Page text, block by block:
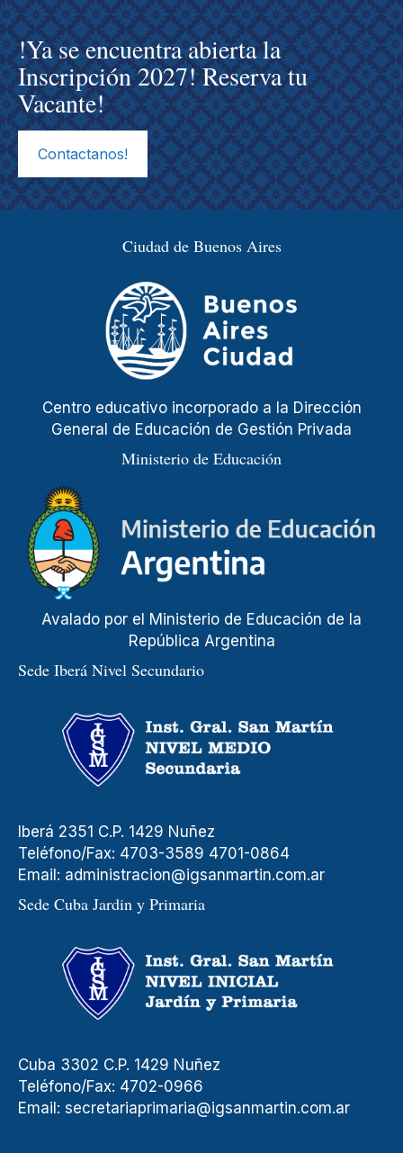
!Ya se encuentra abierta la
Inscripción 2027! Reserva tu
Vacante!
Contactanos!
Ciudad de Buenos Aires
Centro educativo incorporado a la Dirección
General de Educación de Gestión Privada
Ministerio de Educación
Avalado por el Ministerio de Educación de la
República Argentina
Sede Iberá Nivel Secundario
Iberá 2351 C.P. 1429 Nuñez
Teléfono/Fax: 4703-3589 4701-0864
Email: administracion@igsanmartin.com.ar
Sede Cuba Jardin y Primaria
Cuba 3302 C.P. 1429 Nuñez
Teléfono/Fax: 4702-0966
Email: secretariaprimaria@igsanmartin.com.ar